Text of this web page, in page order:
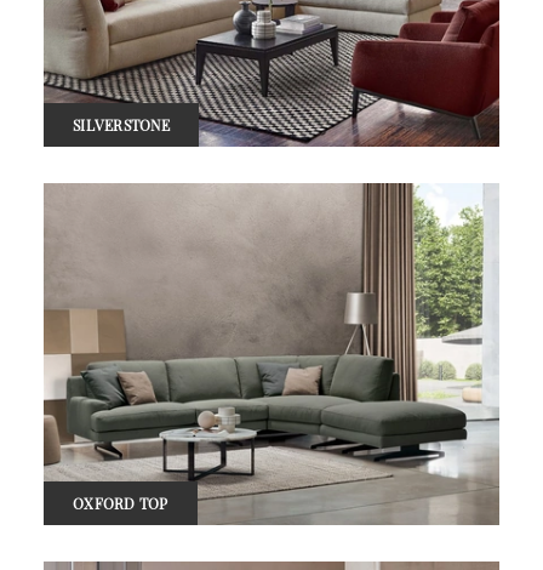
SILVERSTONE
OXFORD TOP